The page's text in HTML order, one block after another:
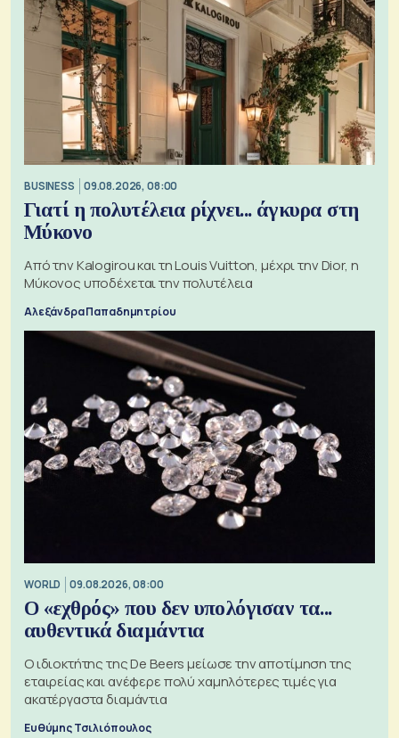
BUSINESS 09.08.2026, 08:00
Γιατί η πολυτέλεια ρίχνει... άγκυρα στη
Μύκονο
Από την Kalogirou και τη Louis Vuitton, μέχρι την Dior, η
Μύκονος υποδέχεται την πολυτέλεια
Αλεξάνδρα Παπαδημητρίου
WORLD 09.08.2026, 08:00
Ο «εχθρός» που δεν υπολόγισαν τα...
αυθεντικά διαμάντια
Ο ιδιοκτήτης της De Beers μείωσε την αποτίμηση της
εταιρείας και ανέφερε πολύ χαμηλότερες τιμές για
ακατέργαστα διαμάντια
Ευθύμης Τσιλιόπουλος